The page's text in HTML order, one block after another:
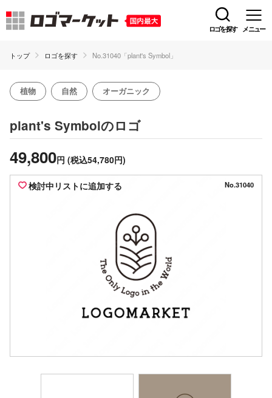
ロゴを探す メニュー
トップ ロゴを探す No.31040「plant's Symbol」
植物 自然 オーガニック
plant's Symbolのロゴ
49,800円 (税込54,780円)
検討中リストに追加する No.31040